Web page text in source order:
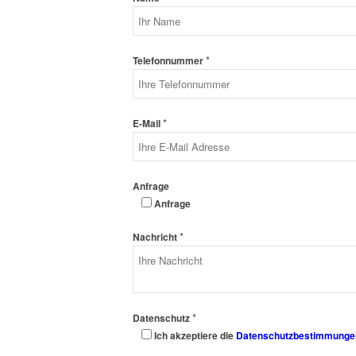
Telefonnummer*
E-Mail*
Anfrage
Anfrage
Nachricht*
Datenschutz*
Ich akzeptiere die